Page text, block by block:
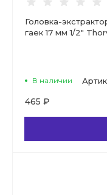
Головка-
гаек 17 мм 1/2"
В наличии
465 ₽